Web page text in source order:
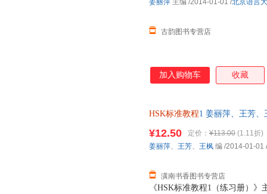
古韵图书专营店
姜丽萍 主编 /2014-01-01 /北京语言
加入购物车 收藏
HSK标准教程1 姜丽萍、王芳、
《HSK标准教程1（练习册）
¥12.50 定价： ¥113.00 (1.11折)
潢南书香图书专营店
姜丽萍、 王芳、 王枫 编 /2014-01-01 /